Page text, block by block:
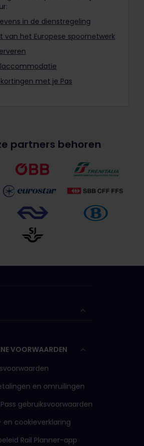
in de dienstregeling
van het Europese spoornetwerk
met je Pas
partners behoren
VOORWAARDEN
en omruilingen
gebruiksvoorwaarden
en cookieverklaring
Rail Planner-app